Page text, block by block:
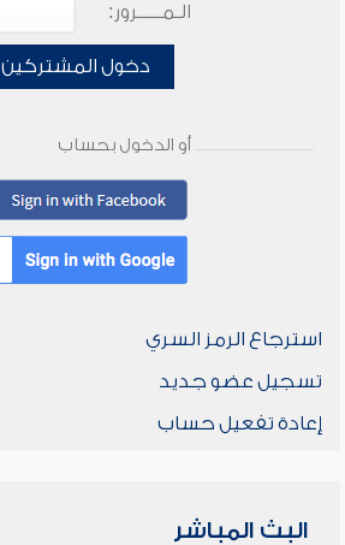
الـمـــــرور:
دخول المشتركين
أو الدخول بحساب
استرجاع الرمز السري
تسجيل عضو جديد
إعادة تفعيل حساب
البث المباشر